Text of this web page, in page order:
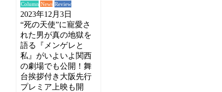
Column News Review
2023年12月3日
“死の天使”に寵愛さ
れた男が真の地獄を
語る『メンゲレと
私』がいよいよ関西
の劇場でも公開！舞
台挨拶付き大阪先行
プレミア上映も開